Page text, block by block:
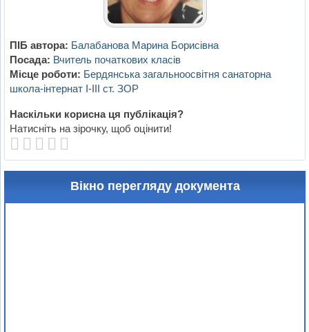
ПІБ автора: Балабанова Марина Борисівна
Посада: Вчитель початкових класів
Місце роботи: Бердянська загальноосвітня санаторна
школа-інтернат І-ІІІ ст. ЗОР
Наскільки корисна ця публікація?
Натисніть на зірочку, щоб оцінити!
Вікно перегляду документа